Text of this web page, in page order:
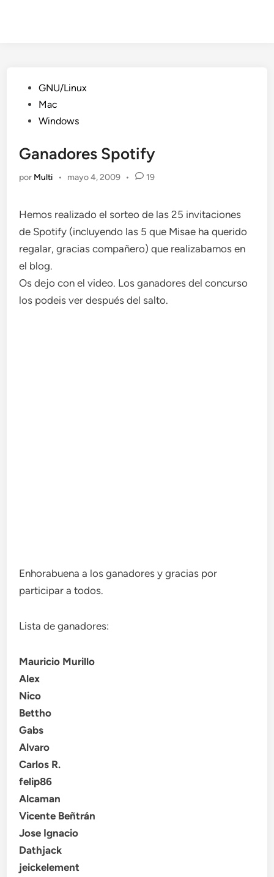
Publicado
en
GNU/Linux
Mac
Windows
Ganadores Spotify
por Multi • mayo 4, 2009 • 19
Hemos realizado el sorteo de las 25 invitaciones
de Spotify (incluyendo las 5 que Misae ha querido
regalar, gracias compañero) que realizabamos en
el blog.
Os dejo con el video. Los ganadores del concurso
los podeis ver después del salto.
Enhorabuena a los ganadores y gracias por
participar a todos.
Lista de ganadores:
Mauricio Murillo
Alex
Nico
Bettho
Gabs
Alvaro
Carlos R.
felip86
Alcaman
Vicente Beñtrán
Jose Ignacio
Dathjack
jeickelement